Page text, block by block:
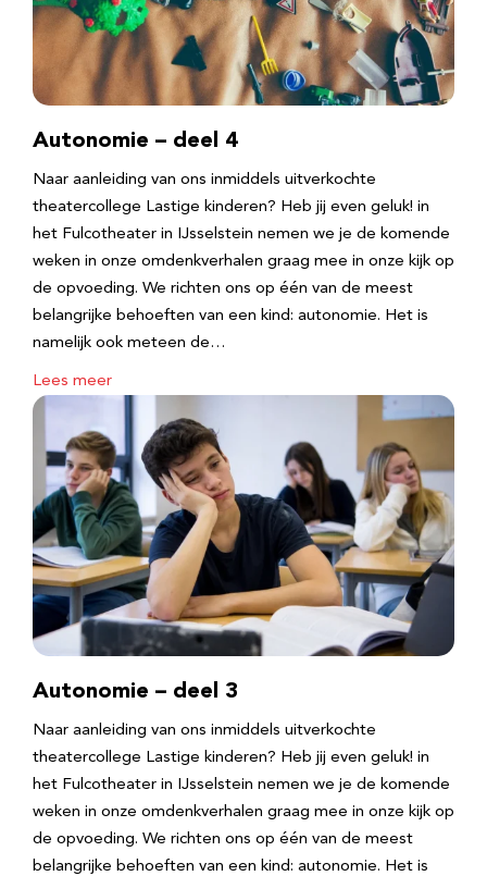
Autonomie – deel 4
Naar aanleiding van ons inmiddels uitverkochte
theatercollege Lastige kinderen? Heb jij even geluk! in
het Fulcotheater in IJsselstein nemen we je de komende
weken in onze omdenkverhalen graag mee in onze kijk op
de opvoeding. We richten ons op één van de meest
belangrijke behoeften van een kind: autonomie. Het is
namelijk ook meteen de…
Lees meer
Autonomie – deel 3
Naar aanleiding van ons inmiddels uitverkochte
theatercollege Lastige kinderen? Heb jij even geluk! in
het Fulcotheater in IJsselstein nemen we je de komende
weken in onze omdenkverhalen graag mee in onze kijk op
de opvoeding. We richten ons op één van de meest
belangrijke behoeften van een kind: autonomie. Het is